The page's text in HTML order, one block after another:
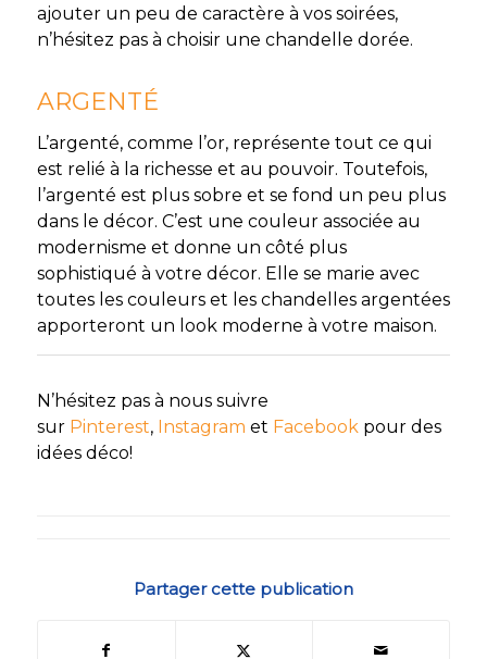
ajouter un peu de caractère à vos soirées,
n’hésitez pas à choisir une chandelle dorée.
ARGENTÉ
L’argenté, comme l’or, représente tout ce qui
est relié à la richesse et au pouvoir. Toutefois,
l’argenté est plus sobre et se fond un peu plus
dans le décor. C’est une couleur associée au
modernisme et donne un côté plus
sophistiqué à votre décor. Elle se marie avec
toutes les couleurs et les chandelles argentées
apporteront un look moderne à votre maison.
N’hésitez pas à nous suivre
sur Pinterest, Instagram et Facebook pour des
idées déco!
Partager cette publication